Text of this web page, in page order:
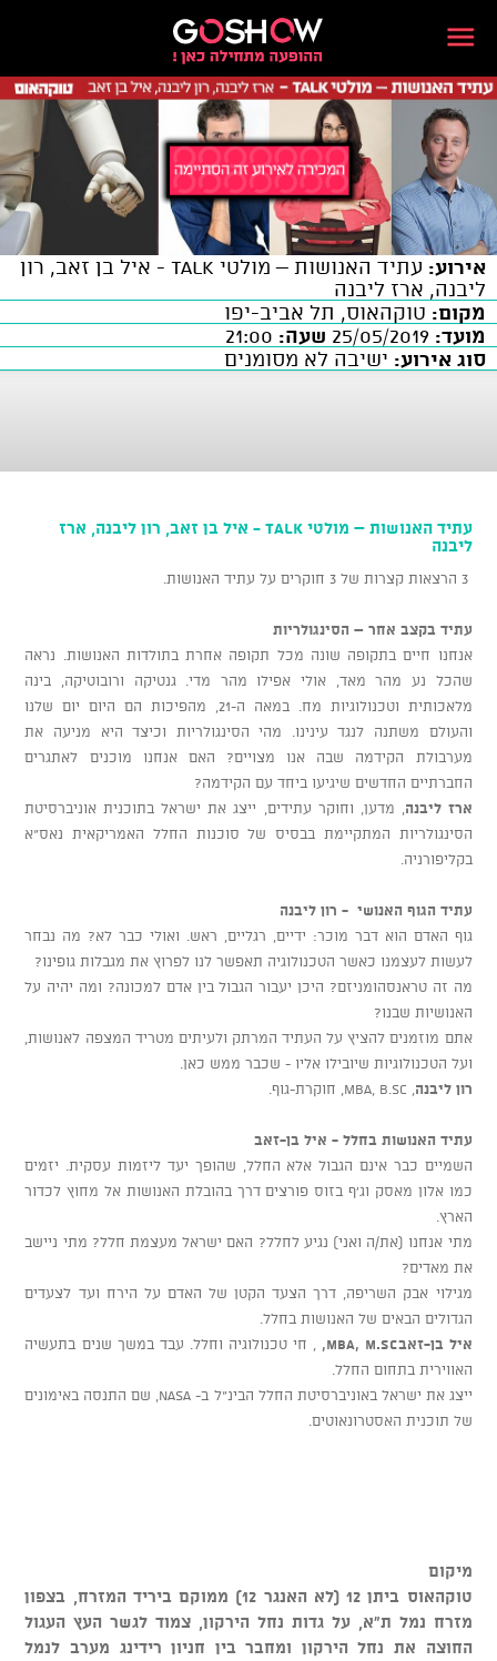
אירוע:
עתיד האנושות – מולטי TALK - איל בן זאב, רון
ליבנה, ארז ליבנה
מקום: טוקהאוס, תל אביב-יפו
מועד:
שעה:
סוג אירוע: ישיבה לא מסומנים
עתיד האנושות – מולטי TALK - איל בן זאב, רון ליבנה, ארז
ליבנה
3 הרצאות קצרות של 3 חוקרים על עתיד האנושות.
עתיד בקצב אחר – הסינגולריות
אנחנו חיים בתקופה שונה מכל תקופה אחרת בתולדות האנושות. נראה
שהכל נע מהר מאד, אולי אפילו מהר מדי. גנטיקה ורובוטיקה, בינה
מלאכותית וטכנולוגיות מח. במאה ה-21, מהפיכות הם היום יום שלנו
והעולם משתנה לנגד עינינו. מהי הסינגולריות וכיצד היא מניעה את
מערבולת הקידמה שבה אנו מצויים? האם אנחנו מוכנים לאתגרים
החברתיים החדשים שיגיעו ביחד עם הקידמה?
ארז ליבנה , מדען, וחוקר עתידים, ייצג את ישראל בתוכנית אוניברסיטת
הסינגולריות המתקיימת בבסיס של סוכנות החלל האמריקאית נאס"א
בקליפורניה.
עתיד הגוף האנושי - רון ליבנה
גוף האדם הוא דבר מוכר: ידיים, רגליים, ראש. ואולי כבר לא? מה נבחר
לעשות לעצמנו כאשר הטכנולוגיה תאפשר לנו לפרוץ את מגבלות גופינו?
מה זה טראנסהומניזם? היכן יעבור הגבול בין אדם למכונה? ומה יהיה על
האנושיות שבנו?
אתם מוזמנים להציץ על העתיד המרתק ולעיתים מטריד המצפה לאנושות,
ועל הטכנולוגיות שיובילו אליו - שכבר ממש כאן.
רון ליבנה
עתיד האנושות בחלל - איל בן-זאב
השמיים כבר אינם הגבול אלא החלל, שהופך יעד ליזמות עסקית. יזמים
כמו אלון מאסק וג'ף בזוס פורצים דרך בהובלת האנושות אל מחוץ לכדור
הארץ.
מתי אנחנו (את/ה ואני) נגיע לחלל? האם ישראל מעצמת חלל? מתי ניישב
את מאדים?
מגילוי אבק השריפה, דרך הצעד הקטן של האדם על הירח ועד לצעדים
הגדולים הבאים של האנושות בחלל.
איל בן-זאבMBA, M.Sc,
, חי טכנולוגיה וחלל. עבד במשך שנים בתעשיה
האווירית בתחום החלל.
ייצג את ישראל באוניברסיטת החלל הבינ"ל ב- NASA, שם התנסה באימונים
של תוכנית האסטרונאוטים.
מיקום
טוקהאוס ביתן 12 (לא האנגר 12) ממוקם ביריד המזרח, בצפון
מזרח נמל ת"א, על גדות נחל הירקון, צמוד לגשר העץ העגול
החוצה את נחל הירקון ומחבר בין חניון רידינג מערב לנמל